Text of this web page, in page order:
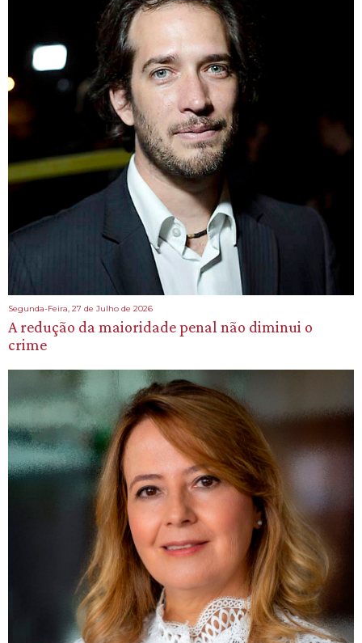
Segunda-Feira, 27 de Julho de 2026
A redução da maioridade penal não diminui o
crime